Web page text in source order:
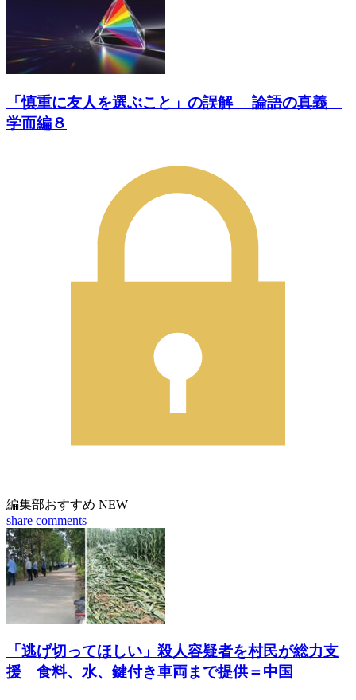
「慎重に友人を選ぶこと」の誤解 論語の真義
学而編８
編集部おすすめ NEW
share comments
「逃げ切ってほしい」殺人容疑者を村民が総力支
援 食料、水、鍵付き車両まで提供＝中国